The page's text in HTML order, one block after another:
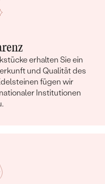
erhalten Sie ein
und Qualität des
fügen wir
Institutionen